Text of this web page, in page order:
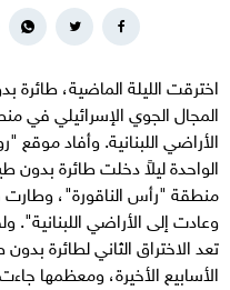
اخترقت الليلة الماضية، طائرة
المجال الجوي الإسرائيلي في
الأراضي اللبنانية. وأفاد موقع
الواحدة ليلاً دخلت طائرة بدون
وعادت إلى الأراضي
تعد الاختراق الثاني لطائرة
الأسابيع الأخيرة، ومعظمها